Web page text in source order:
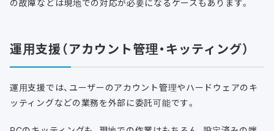
の故障などは現地での対応が必要になるケースもあります。
運用支援（アカウント管理・キッティング）
運用支援では、ユーザーのアカウント管理やハードウェアのキ
ッティングなどの業務を外部に委託可能です。